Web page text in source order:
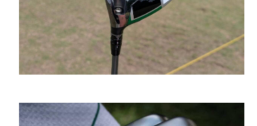
FAIRWAY WOODS フェアウェイウッド
HYBRIDS ハイブリッド
IRONS アイアン
WEDGES ウェッジ